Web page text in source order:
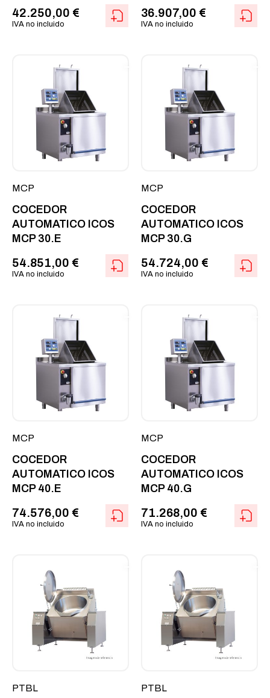
42.250,00 €
IVA no incluido
36.907,00 €
IVA no incluido
MCP
COCEDOR
AUTOMATICO ICOS
MCP 30.E
54.851,00 €
IVA no incluido
MCP
COCEDOR
AUTOMATICO ICOS
MCP 30.G
54.724,00 €
IVA no incluido
MCP
COCEDOR
AUTOMATICO ICOS
MCP 40.E
74.576,00 €
IVA no incluido
MCP
COCEDOR
AUTOMATICO ICOS
MCP 40.G
71.268,00 €
IVA no incluido
PTBL PTBL